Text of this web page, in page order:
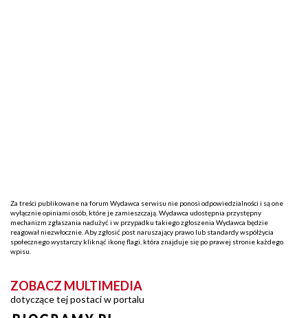
Za treści publikowane na forum Wydawca serwisu nie ponosi odpowiedzialności i są one
wyłącznie opiniami osób, które je zamieszczają. Wydawca udostępnia przystępny
mechanizm zgłaszania nadużyć i w przypadku takiego zgłoszenia Wydawca będzie
reagował niezwłocznie. Aby zgłosić post naruszający prawo lub standardy współżycia
społecznego wystarczy kliknąć ikonę flagi, która znajduje się po prawej stronie każdego
wpisu.
ZOBACZ MULTIMEDIA
dotyczące tej postaci w portalu